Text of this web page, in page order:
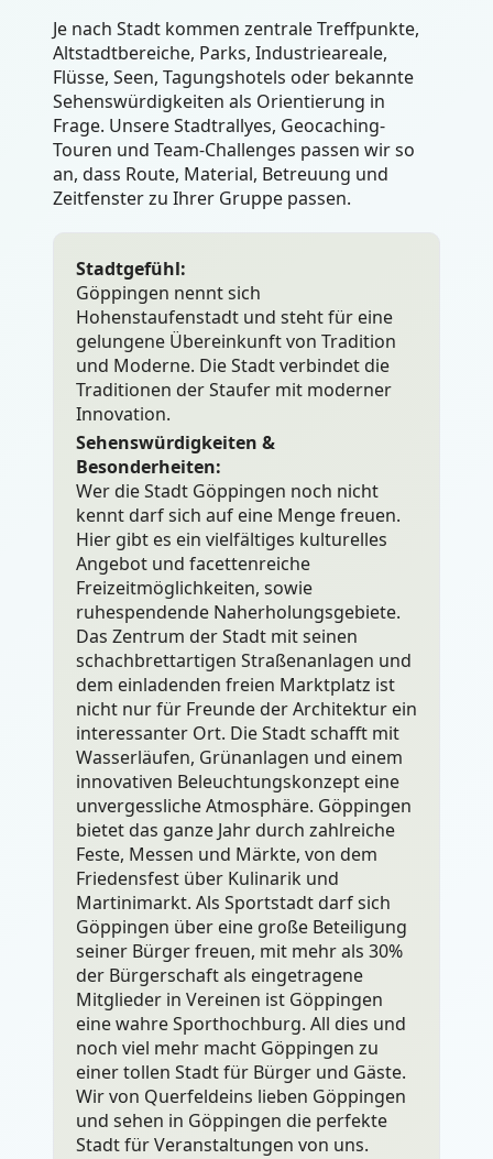
Je nach Stadt kommen zentrale Treffpunkte,
Altstadtbereiche, Parks, Industrieareale,
Flüsse, Seen, Tagungshotels oder bekannte
Sehenswürdigkeiten als Orientierung in
Frage. Unsere Stadtrallyes, Geocaching-
Touren und Team-Challenges passen wir so
an, dass Route, Material, Betreuung und
Zeitfenster zu Ihrer Gruppe passen.
Stadtgefühl:
Göppingen nennt sich
Hohenstaufenstadt und steht für eine
gelungene Übereinkunft von Tradition
und Moderne. Die Stadt verbindet die
Traditionen der Staufer mit moderner
Innovation.
Sehenswürdigkeiten &
Besonderheiten:
Wer die Stadt Göppingen noch nicht
kennt darf sich auf eine Menge freuen.
Hier gibt es ein vielfältiges kulturelles
Angebot und facettenreiche
Freizeitmöglichkeiten, sowie
ruhespendende Naherholungsgebiete.
Das Zentrum der Stadt mit seinen
schachbrettartigen Straßenanlagen und
dem einladenden freien Marktplatz ist
nicht nur für Freunde der Architektur ein
interessanter Ort. Die Stadt schafft mit
Wasserläufen, Grünanlagen und einem
innovativen Beleuchtungskonzept eine
unvergessliche Atmosphäre. Göppingen
bietet das ganze Jahr durch zahlreiche
Feste, Messen und Märkte, von dem
Friedensfest über Kulinarik und
Martinimarkt. Als Sportstadt darf sich
Göppingen über eine große Beteiligung
seiner Bürger freuen, mit mehr als 30%
der Bürgerschaft als eingetragene
Mitglieder in Vereinen ist Göppingen
eine wahre Sporthochburg. All dies und
noch viel mehr macht Göppingen zu
einer tollen Stadt für Bürger und Gäste.
Wir von Querfeldeins lieben Göppingen
und sehen in Göppingen die perfekte
Stadt für Veranstaltungen von uns.